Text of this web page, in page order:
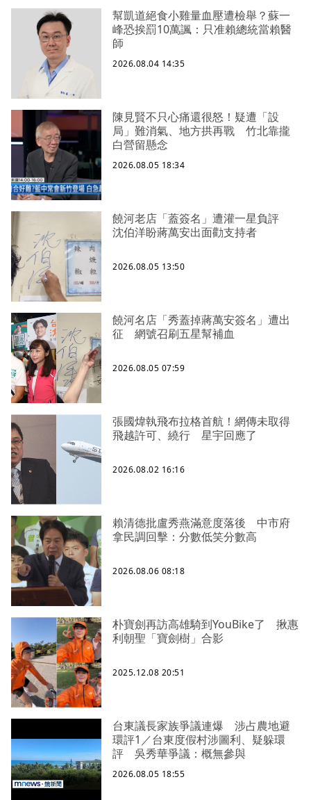
幫凱道絕食小雞量血壓遭檢舉？蘇一
峰恐挨罰10萬諷：只准賴總統當賴醫
師
2026.08.04 14:35
陳見賢不只心痛還很怒！疑遭「設
局」難消氣、地方拱再戰 竹北靠攏
白營留懸念
2026.08.05 18:34
饒河老店「蓋簽名」遭灌一星負評
沈伯洋盼蔣萬安出面勸支持者
2026.08.05 13:50
饒河名店「秀蓋掉蔣萬安簽名」遭出
征 網號召刷五星幫補血
2026.08.05 07:59
張國煒執飛布拉格首航！網傳未取得
飛越許可、繞行 星宇回應了
2026.08.02 16:16
賴清德批盧秀燕滿意度落後 中市府
拿民調回擊：分數低笑分數高
2026.08.06 08:18
朴寶劍再訪高雄騎到YouBike了 揪惠
利朝聖「寶劍樹」合影
2025.12.08 20:51
台東議長家族爭議連爆 涉占農地避
環評1／台東度假村涉圖利、疑躲環
評 吳秀華爭議：概無參與
2026.08.05 18:55